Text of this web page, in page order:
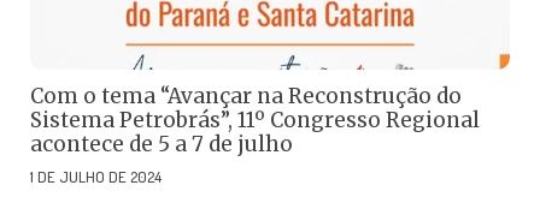
Com o tema “Avançar na Reconstrução do
Sistema Petrobrás”, 11º Congresso Regional
acontece de 5 a 7 de julho
1 DE JULHO DE 2024